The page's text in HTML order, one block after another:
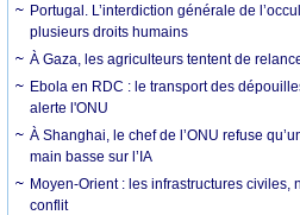
Portugal. L’interdiction générale de
plusieurs droits humains
À Gaza, les agriculteurs tentent de
Ebola en RDC : le transport des
alerte l'ONU
À Shanghai, le chef de l’ONU refuse
main basse sur l’IA
Moyen-Orient : les infrastructures civiles,
conflit